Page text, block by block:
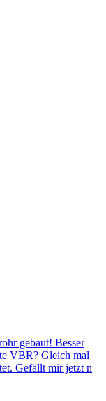
gebaut! Besser
VBR? Gleich mal
Gefällt mir jetzt n